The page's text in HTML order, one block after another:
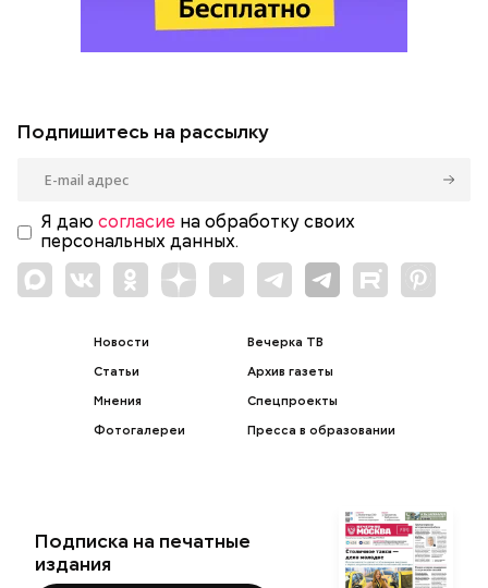
Подпишитесь на рассылку
Я даю согласие на обработку своих
персональных данных.
Новости
Статьи
Мнения
Фотогалереи
Вечерка ТВ
Архив газеты
Спецпроекты
Пресса в образовании
Подписка на печатные
издания